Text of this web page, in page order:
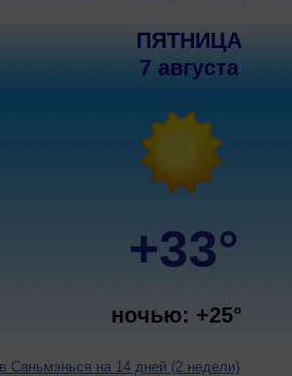
ПЯТНИЦА
7 августа
+33°
ночью: +25°
Саньмэнься на 14 дней (2 недели)